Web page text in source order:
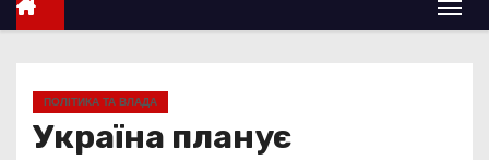
ПОЛІТИКА ТА ВЛАДА
Україна планує